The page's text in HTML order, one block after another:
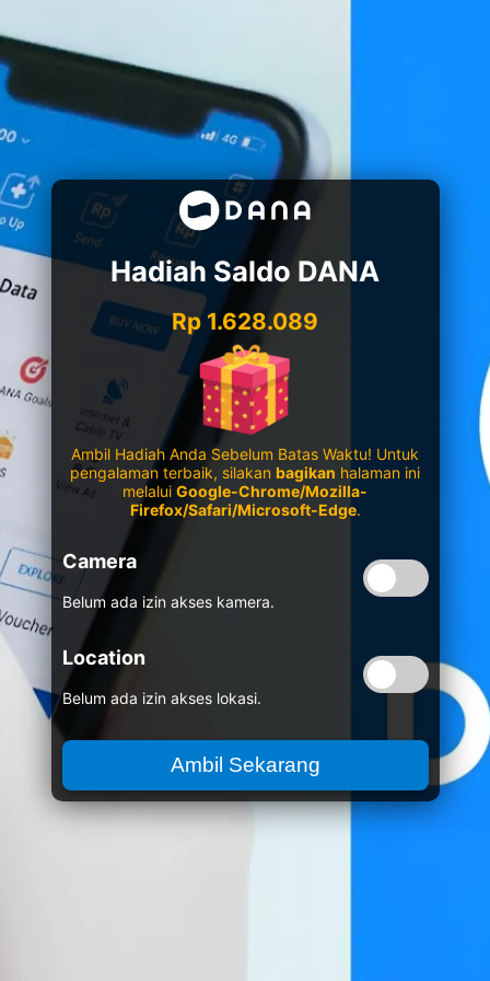
Hadiah Saldo DANA
Rp 1.628.089
Ambil Hadiah Anda Sebelum Batas Waktu! Untuk
pengalaman terbaik, silakan bagikan halaman ini
melalui Google-Chrome/Mozilla-
Firefox/Safari/Microsoft-Edge.
Camera
Belum ada izin akses kamera.
Location
Belum ada izin akses lokasi.
Ambil Sekarang